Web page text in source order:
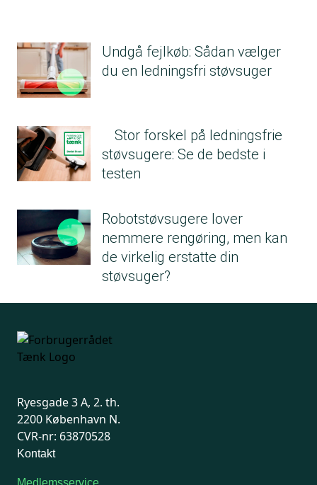
Undgå fejlkøb: Sådan vælger
du en ledningsfri støvsuger
Stor forskel på ledningsfrie
støvsugere: Se de bedste i
testen
Robotstøvsugere lover
nemmere rengøring, men kan
de virkelig erstatte din
støvsuger?
Ryesgade 3 A, 2. th.
2200 København N.
CVR-nr: 63870528
Kontakt